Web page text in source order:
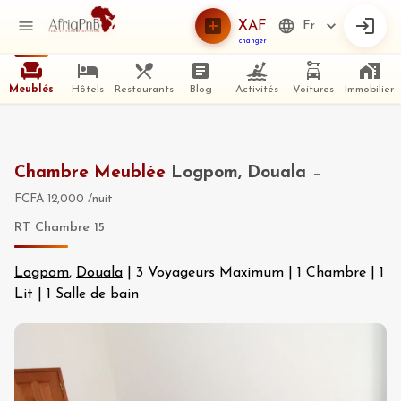
XAF
changer
Fr
Meublés Hôtels Restaurants Blog Activités Voitures Immobilier
Chambre Meublée Logpom, Douala —
FCFA 12,000 /nuit
RT Chambre 15
Logpom, Douala 3 Voyageurs Maximum 1 Chambre
1
Lit
1 Salle de bain